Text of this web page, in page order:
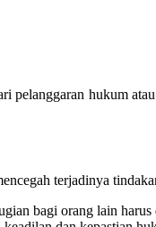
hukum
terjadinya
bagi orang lain